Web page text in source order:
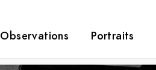
Observations Portraits